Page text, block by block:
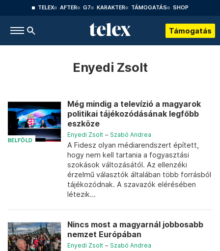
TELEX AFTER G7 KARAKTER TÁMOGATÁS SHOP
Támogatás
Enyedi Zsolt
BELFÖLD
Még mindig a televízió a magyarok
politikai tájékozódásának legfőbb
eszköze
Enyedi Zsolt – Szabó Andrea
A Fidesz olyan médiarendszert épített,
hogy nem kell tartania a fogyasztási
szokások változásától. Az ellenzéki
érzelmű választók általában több forrásból
tájékozódnak. A szavazók elérésében
létezik...
Nincs most a magyarnál jobbosabb
nemzet Európában
Enyedi Zsolt – Szabó Andrea